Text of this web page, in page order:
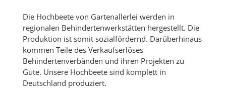
Die Hochbeete von Gartenallerlei werden in
regionalen Behindertenwerkstätten hergestellt. Die
Produktion ist somit sozialfördernd. Darüberhinaus
kommen Teile des Verkaufserlöses
Behindertenverbänden und ihren Projekten zu
Gute. Unsere Hochbeete sind komplett in
Deutschland produziert.